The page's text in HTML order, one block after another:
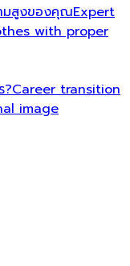
มสูงของคุณExpert
with proper
?Career transition
image